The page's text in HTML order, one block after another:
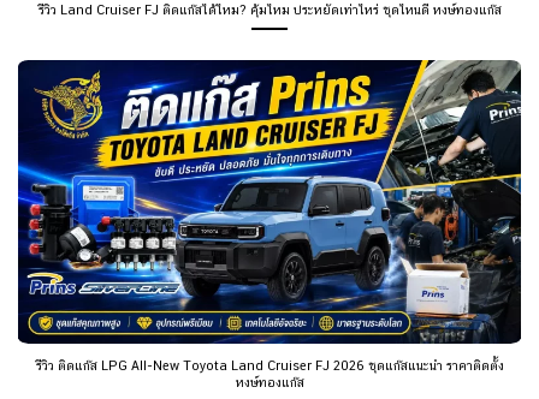
รีวิว Land Cruiser FJ ติดแก๊สได้ไหม? คุ้มไหม ประหยัดเท่าไหร่ ชุดไหนดี หงษ์ทองแก๊ส
รีวิว ติดแก๊ส LPG All-New Toyota Land Cruiser FJ 2026 ชุดแก๊สแนะนำ ราคาติดตั้ง
หงษ์ทองแก๊ส